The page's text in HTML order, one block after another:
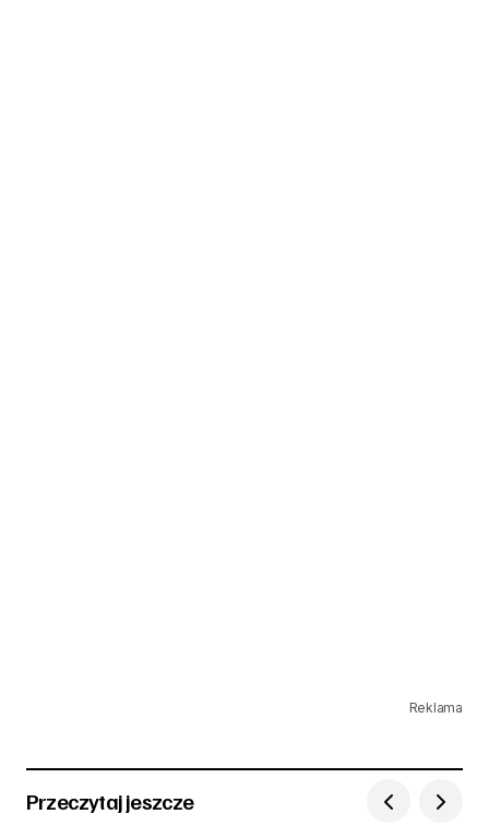
Reklama
Przeczytaj jeszcze